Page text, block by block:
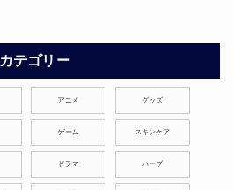
カテゴリー
アニメ グッズ
ゲーム スキンケア
ドラマ ハーブ